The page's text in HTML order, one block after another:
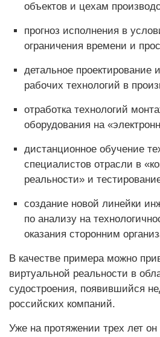
объектов и цехам
прогноз исполнения в
ограничения времени и
детальное проектирование
рабочих технологий в
отработка технологий
оборудования на
дистанционное обучение
специалистов отрасли в
реальности» и
создание новой линейки
по анализу на
оказания сторонним
В качестве примера можно
виртуальной реальности в
судостроения, появившийся
российских компаний.
Уже на протяжении трех лет он